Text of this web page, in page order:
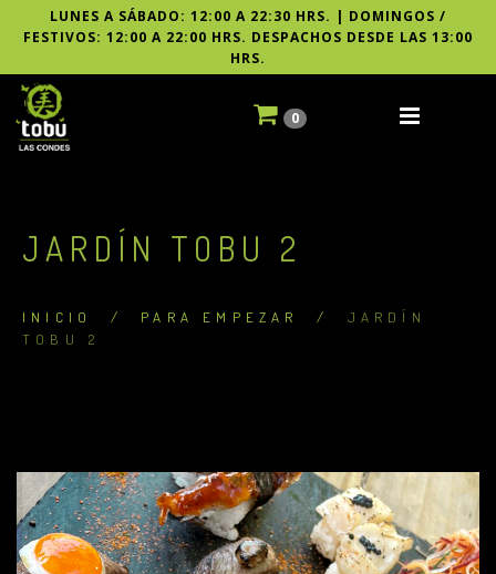
LUNES A SÁBADO: 12:00 A 22:30 HRS. | DOMINGOS /
FESTIVOS: 12:00 A 22:00 HRS. DESPACHOS DESDE LAS 13:00
HRS.
0
JARDÍN TOBU 2
INICIO / PARA EMPEZAR / JARDÍN
TOBU 2